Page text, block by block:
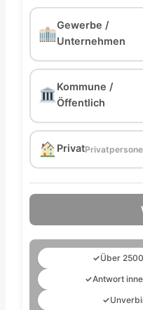
Gewerbe /
Unternehmen
Kommune /
Öffentlich
Privat
✓Über
✓Antwort
✓